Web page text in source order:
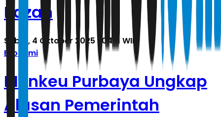
Ijazah
Sabtu, 4 Oktober 2025 | 04.11 WIB
Ekonomi
Menkeu Purbaya Ungkap
Alasan Pemerintah